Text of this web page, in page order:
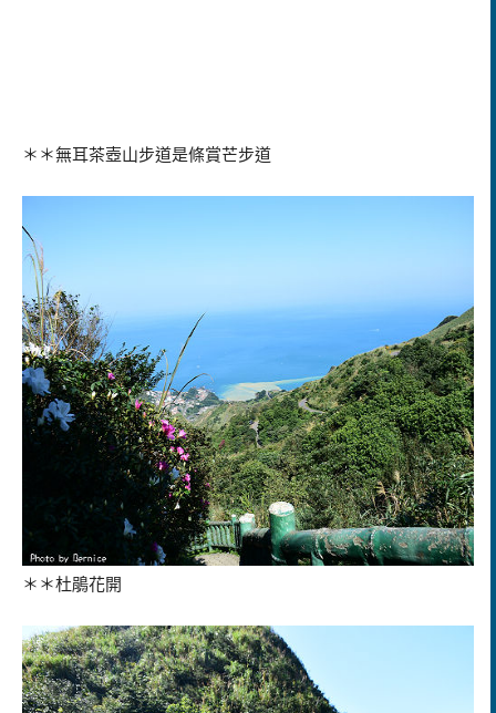
＊＊無耳茶壺山步道是條賞芒步道
＊＊杜鵑花開